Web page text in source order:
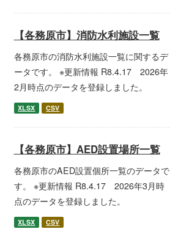
【各務原市】消防水利施設一覧
各務原市の消防水利施設一覧に関するデ
ータです。 ※更新情報 R8.4.17 2026年
2月時点のデータを登録しました。
XLSX CSV
【各務原市】AED設置場所一覧
各務原市のAED設置個所一覧のデータで
す。 ※更新情報 R8.4.17 2026年3月時
点のデータを登録しました。
XLSX CSV